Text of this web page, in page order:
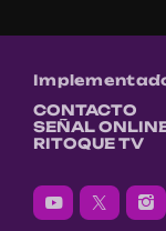
Música
CONTACTO
SEÑAL
RITOQUE TV